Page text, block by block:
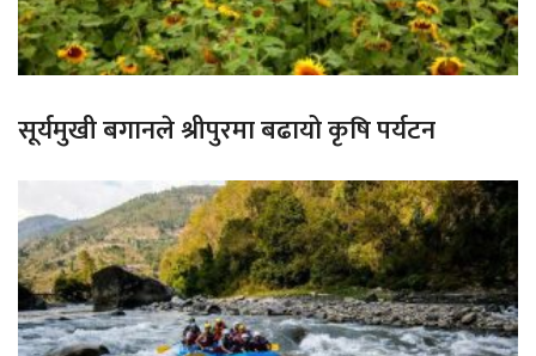
सूर्यमुखी बगानले श्रीपुरमा बढायो कृषि पर्यटन